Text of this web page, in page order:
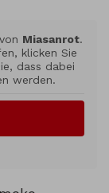
Miasanrot.
klicken Sie
dass dabei
werden.